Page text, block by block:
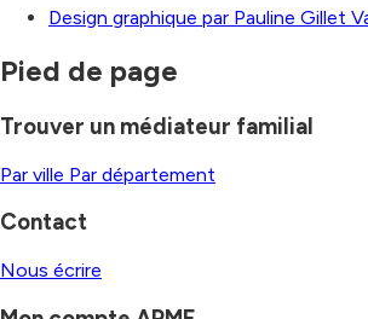
Design graphique par Pauline Gillet
Pied de page
Trouver un médiateur familial
Par ville Par département
Contact
Nous écrire